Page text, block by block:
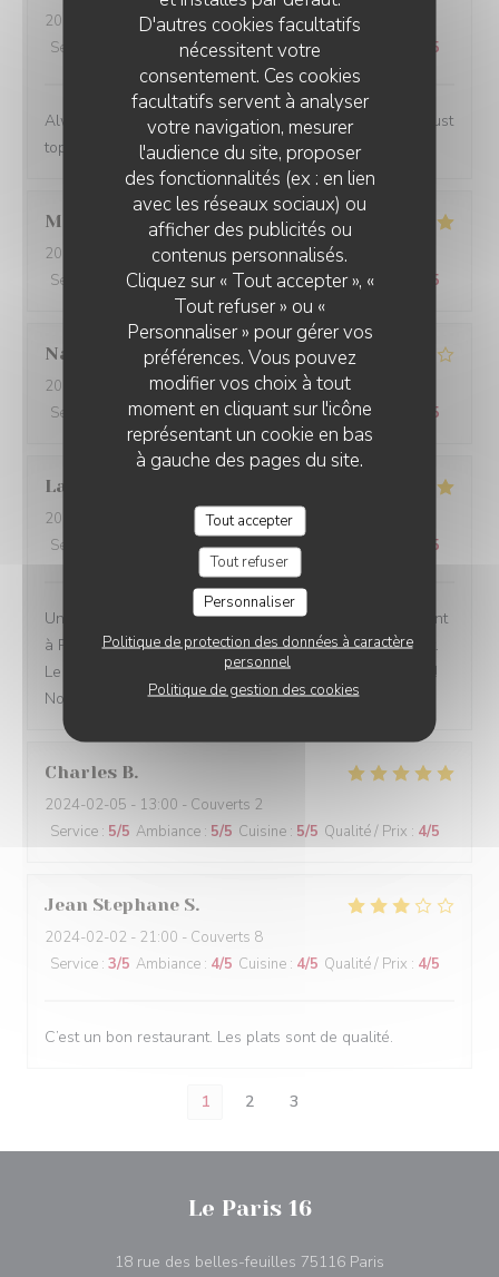
D'autres cookies facultatifs
nécessitent votre
consentement. Ces cookies
facultatifs servent à analyser
votre navigation, mesurer
l'audience du site, proposer
des fonctionnalités (ex : en lien
avec les réseaux sociaux) ou
afficher des publicités ou
contenus personnalisés.
Cliquez sur « Tout accepter », «
Tout refuser » ou «
Personnaliser » pour gérer vos
préférences. Vous pouvez
modifier vos choix à tout
moment en cliquant sur l'icône
représentant un cookie en bas
à gauche des pages du site.
Tout accepter
Tout refuser
Personnaliser
Politique de protection des données à caractère
personnel
Politique de gestion des cookies
2024-02-07
- 13:00 - Couverts 2
Service
Ambiance:4/5 Cuisine:5/5 /5
Always a lovely place to lunch and the personnel are just
top notch.
Marwan
2024-02-06
- 20:00 - Couverts 4
Service
/5 Ambiance:5 /5 Cuisine:5/5 Qualité / Prix /5
Nathalie
2024-02-06
- 20:00 - Couverts 2
Service
/5 Ambiance :3 /5 Cuisine: 5/5 Qualité / Prix /5
Laurent
2024-02-05
- 19:45 - Couverts 4
Service
Ambiance:4/5 Cuisine:5 /5
Un bistrot traditionnel, comme on en trouve trop rarement
à Paris. La décoration, la présentation des plats, le goût.
Le service sont à la hauteur de notre tradition culinaire !
Nous recommandons.
Charles B
2024-02-05 - 13:00 - Couverts 2
Service : 5/5 Ambiance : 5/5 Cuisine : 5/5 Qualité / Prix : 4/5
Jean Stephane S
2024-02-02 - 21:00 - Couverts 8
Service : 3/5 Ambiance : 4/5 Cuisine : 4/5 Qualité / Prix : 4/5
C’est un bon restaurant. Les plats sont de qualité.
1 2 3
Le Paris 16
18 rue des belles-feuilles 75116 Paris